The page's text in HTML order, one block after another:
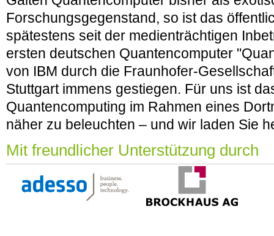
Forschungsgegenstand, so ist das
spätestens seit der medienträchtigen
ersten deutschen Quantencomputer
von IBM durch die Fraunhofer-
Stuttgart immens gestiegen. Für uns ist
Quantencomputing im Rahmen eines
näher zu beleuchten – und wir laden Sie
Mit freundlicher Unterstützung durch